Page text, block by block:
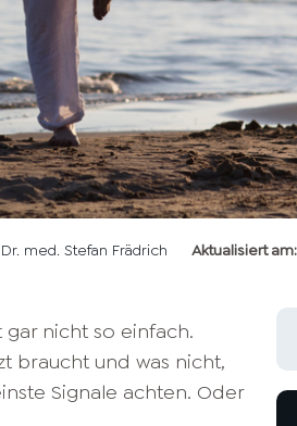
med. Stefan Frädrich Aktualisiert am:
nicht so einfach.
braucht und was nicht,
Signale achten. Oder